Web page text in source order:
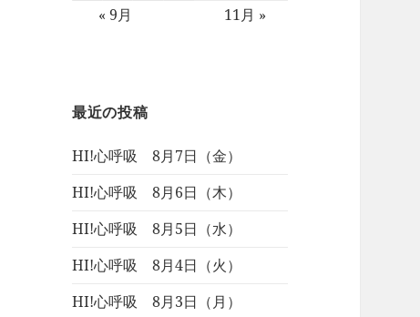
« 9月
11月 »
最近の投稿
HI!心呼吸 8月7日（金）
HI!心呼吸 8月6日（木）
HI!心呼吸 8月5日（水）
HI!心呼吸 8月4日（火）
HI!心呼吸 8月3日（月）